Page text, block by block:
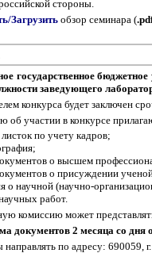
стороны.
Загрузитьобзор семинара (
государственное
заведующего
конкурса будет заключен
об участии в конкурсе
по учету кадров;
о высшем
о присуждении
о научной (научно-
работ.
комиссию может
документов 2 месяца со дня
по адресу: 690059,